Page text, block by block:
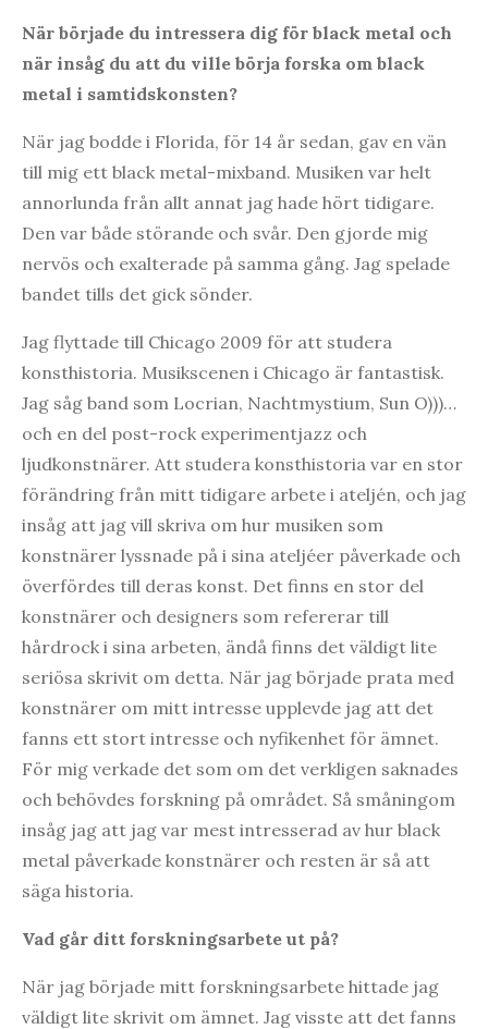
När började du intressera dig för black metal och
när insåg du att du ville börja forska om black
metal i samtidskonsten?
När jag bodde i Florida, för 14 år sedan, gav en vän
till mig ett black metal-mixband. Musiken var helt
annorlunda från allt annat jag hade hört tidigare.
Den var både störande och svår. Den gjorde mig
nervös och exalterade på samma gång. Jag spelade
bandet tills det gick sönder.
Jag flyttade till Chicago 2009 för att studera
konsthistoria. Musikscenen i Chicago är fantastisk.
Jag såg band som Locrian, Nachtmystium, Sun O)))…
och en del post-rock experimentjazz och
ljudkonstnärer. Att studera konsthistoria var en stor
förändring från mitt tidigare arbete i ateljén, och jag
insåg att jag vill skriva om hur musiken som
konstnärer lyssnade på i sina ateljéer påverkade och
överfördes till deras konst. Det finns en stor del
konstnärer och designers som refererar till
hårdrock i sina arbeten, ändå finns det väldigt lite
seriösa skrivit om detta. När jag började prata med
konstnärer om mitt intresse upplevde jag att det
fanns ett stort intresse och nyfikenhet för ämnet.
För mig verkade det som om det verkligen saknades
och behövdes forskning på området. Så småningom
insåg jag att jag var mest intresserad av hur black
metal påverkade konstnärer och resten är så att
säga historia.
Vad går ditt forskningsarbete ut på?
När jag började mitt forskningsarbete hittade jag
väldigt lite skrivit om ämnet. Jag visste att det fanns